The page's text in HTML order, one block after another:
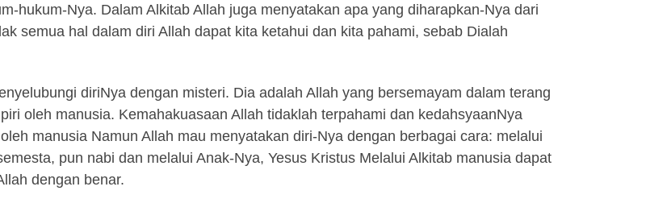
hukum-Nya. Dalam Alkitab Allah juga menyatakan apa yang diharapkan-Nya dari
semua hal dalam diri Allah dapat kita ketahui dan kita pahami, sebab Dialah
diriNya dengan misteri. Dia adalah Allah yang bersemayam dalam terang
oleh manusia. Kemahakuasaan Allah tidaklah terpahami dan kedahsyaanNya
manusia Namun Allah mau menyatakan diri-Nya dengan berbagai cara: melalui
pun nabi dan melalui Anak-Nya, Yesus Kristus Melalui Alkitab manusia dapat
dengan benar.